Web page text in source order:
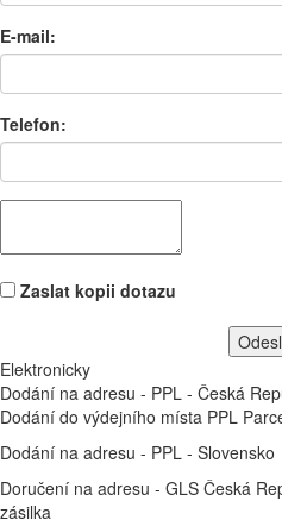
E-mail:
Telefon:
Zaslat kopii dotazu
Elektronicky
Dodání na adresu - PPL - Česká
Dodání do výdejního místa PPL
Dodání na adresu - PPL - Slovensko
Doručení na adresu - GLS Česká
zásilka